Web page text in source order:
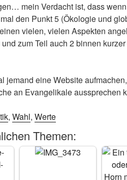
mein Verdacht ist, dass
den Punkt 5 (Ökologie und
vielen, vielen Aspekten
zum Teil auch 2 binnen
jemand eine Website
an Evangelikale aussprechen
, Wahl, Werte
Themen: